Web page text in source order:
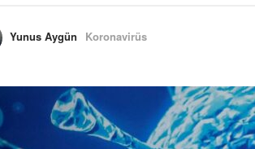
Yunus Aygün Koronavirüs